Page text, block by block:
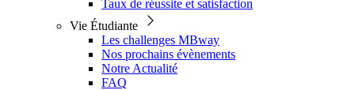
Taux de réussite et satisfaction
Vie Étudiante
Les challenges MBway
Nos prochains évènements
Notre Actualité
FAQ